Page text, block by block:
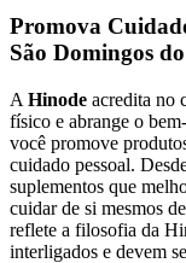
Promova
São Domingos
A Hinode acredita no
físico e abrange o
você promove
cuidado pessoal.
suplementos que
cuidar de si mesmos
reflete a filosofia da
interligados e devem